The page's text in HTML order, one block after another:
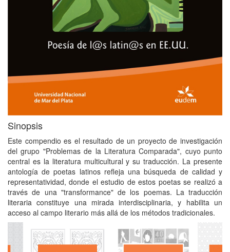
Sinopsis
Este compendio es el resultado de un proyecto de investigación
del grupo "Problemas de la Literatura Comparada", cuyo punto
central es la literatura multicultural y su traducción. La presente
antología de poetas latinos refleja una búsqueda de calidad y
representatividad, donde el estudio de estos poetas se realizó a
través de una "transformance" de los poemas. La traducción
literaria constituye una mirada interdisciplinaria, y habilita un
acceso al campo literario más allá de los métodos tradicionales.